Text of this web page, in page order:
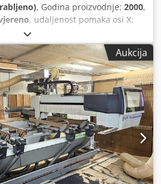
, Godina proizvodnje: 2000,
, udaljenost pomaka osi X:
1.560 mm
osi Y:60 m/min, maksimalna
okr/min
, Nema minimalne cijene
ponuđaču! TEHNIČKI
X-osi: 5.900 mm Radno područje
po X-osi: 80 m/min
60 m/min Brzina pomicanja po
glavine Glavina za vertikalno
bušenje po X-smjeru:
bušenje po Y-smjeru: 2 Ukupan
glavina: 28 Glavine za
osi: 4 Snaga motora: 10 kW Broj
Aukcija